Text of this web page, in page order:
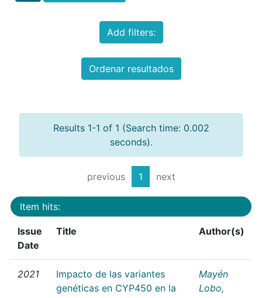
Add filters:
Ordenar resultados
Results 1-1 of 1 (Search time: 0.002
seconds).
previous 1 next
Item hits:
Issue
Date
Title Author(s)
2021
Impacto de las variantes
genéticas en CYP450 en la
Mayén
Lobo,